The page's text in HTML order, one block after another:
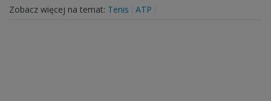
Zobacz więcej na temat: Tenis ATP